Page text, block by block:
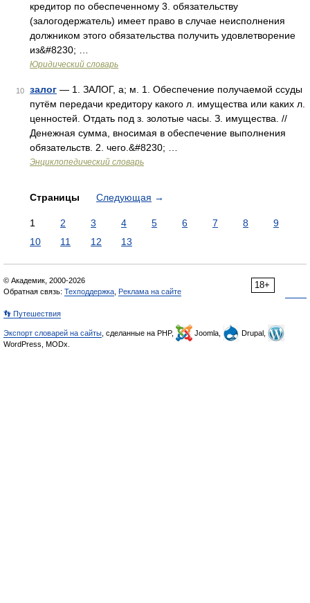
кредитор по обеспеченному 3. обязательству
(залогодержатель) имеет право в случае неисполнения
должником этого обязательства получить удовлетворение
из&#8230; …
Юридический словарь
10 залог — 1. ЗАЛОГ, а; м. 1. Обеспечение получаемой ссуды
путём передачи кредитору какого л. имущества или каких л.
ценностей. Отдать под з. золотые часы. З. имущества. //
Денежная сумма, вносимая в обеспечение выполнения
обязательств. 2. чего.&#8230; …
Энциклопедический словарь
Страницы Следующая →
1 2 3 4 5 6 7 8
9
10
11 12 13
18+
© Академик, 2000-2026
Обратная связь: Техподдержка Реклама на сайте
👣 Путешествия
Экспорт словарей на сайты , сделанные на PHP, Joomla,
Drupal,
WordPress, MODx.